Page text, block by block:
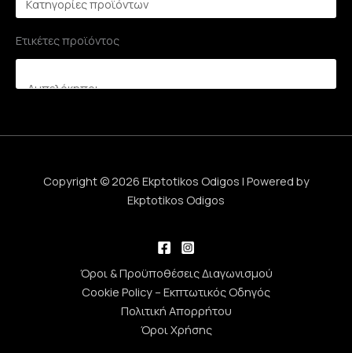
Ετικέτες προϊόντος
Copyright © 2026 Ekptotikos Odigos | Powered by
Ekptotikos Odigos
Όροι & Προϋποθέσεις Διαγωνισμού
Cookie Policy – Εκπτωτικός Οδηγός
Πολιτική Απορρήτου
Όροι Χρήσης